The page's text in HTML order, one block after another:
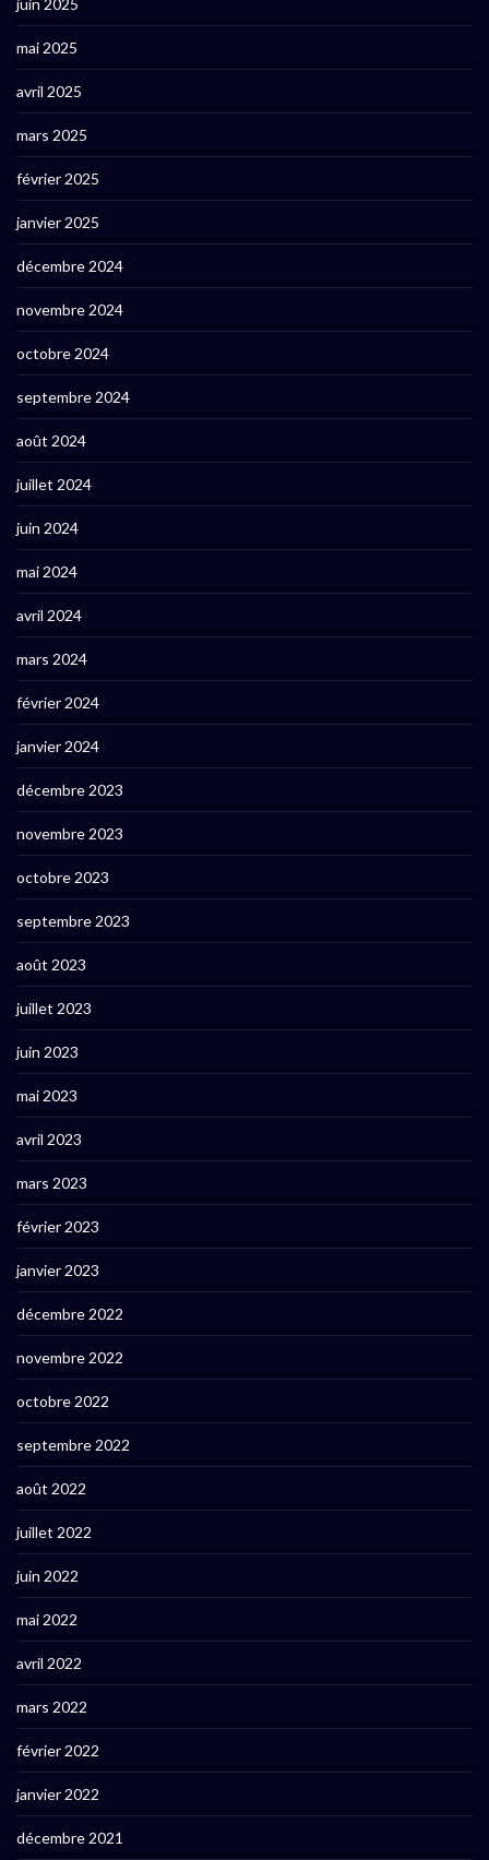
juin 2025
mai 2025
avril 2025
mars 2025
février 2025
janvier 2025
décembre 2024
novembre 2024
octobre 2024
septembre 2024
août 2024
juillet 2024
juin 2024
mai 2024
avril 2024
mars 2024
février 2024
janvier 2024
décembre 2023
novembre 2023
octobre 2023
septembre 2023
août 2023
juillet 2023
juin 2023
mai 2023
avril 2023
mars 2023
février 2023
janvier 2023
décembre 2022
novembre 2022
octobre 2022
septembre 2022
août 2022
juillet 2022
juin 2022
mai 2022
avril 2022
mars 2022
février 2022
janvier 2022
décembre 2021